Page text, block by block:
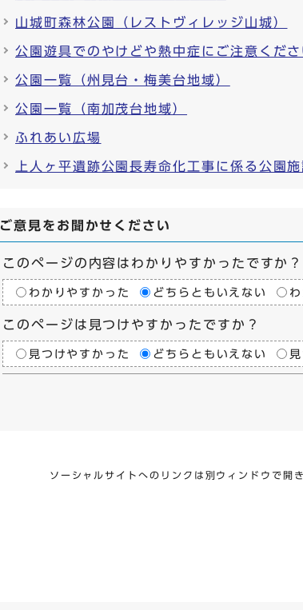
山城町森林公園（レストヴィレッジ山城）
公園遊具でのやけどや熱中症にご注意くださ
公園一覧（州見台・梅美台地域）
公園一覧（南加茂台地域）
ふれあい広場
上人ヶ平遺跡公園長寿命化工事に係る公園
ご意見をお聞かせください
このページの内容はわかりやすかったですか？
わかりやすかった どちらともいえない
このページは見つけやすかったですか？
見つけやすかった どちらともいえない
ソーシャルサイトへのリンクは別ウィンドウで開